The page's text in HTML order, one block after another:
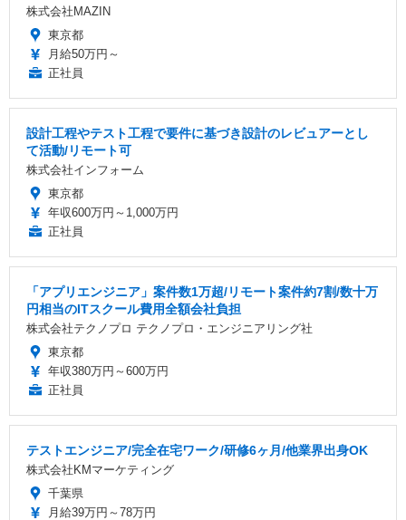
株式会社MAZIN
東京都
月給50万円～
正社員
設計工程やテスト工程で要件に基づき設計のレビュアーとし
て活動/リモート可
株式会社インフォーム
東京都
年収600万円～1,000万円
正社員
「アプリエンジニア」案件数1万超/リモート案件約7割/数十万
円相当のITスクール費用全額会社負担
株式会社テクノプロ テクノプロ・エンジニアリング社
東京都
年収380万円～600万円
正社員
テストエンジニア/完全在宅ワーク/研修6ヶ月/他業界出身OK
株式会社KMマーケティング
千葉県
月給39万円～78万円